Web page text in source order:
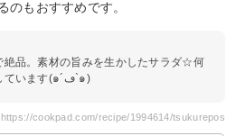
のもおすすめです。
絶品。素材の旨みを生かしたサラダ☆何
度もリピしています(๑´ڡ`๑)
cookpad.com/recipe/1994614/tsukurepos